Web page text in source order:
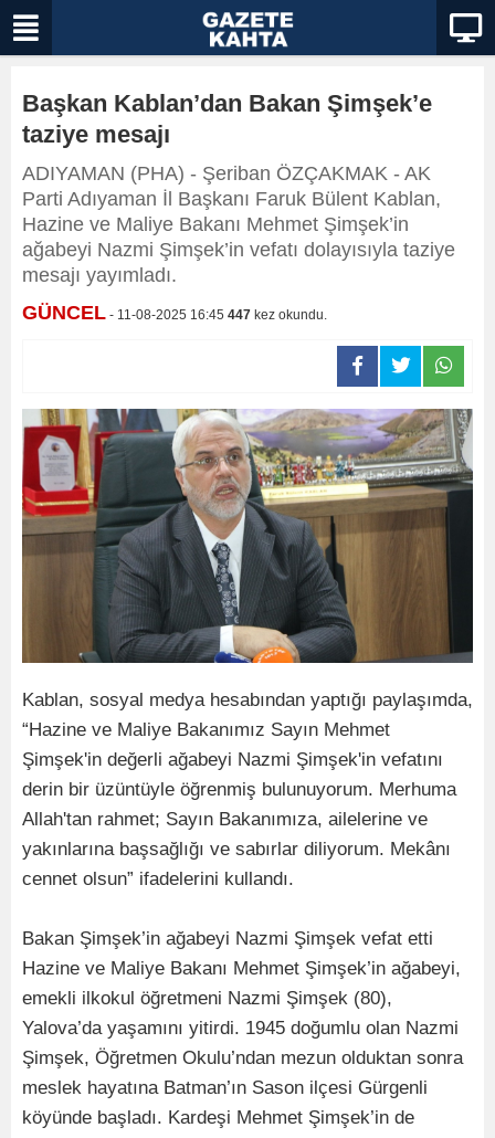
Başkan Kablan’dan Bakan Şimşek’e
taziye mesajı
ADIYAMAN (PHA) - Şeriban ÖZÇAKMAK - AK
Parti Adıyaman İl Başkanı Faruk Bülent Kablan,
Hazine ve Maliye Bakanı Mehmet Şimşek’in
ağabeyi Nazmi Şimşek’in vefatı dolayısıyla taziye
mesajı yayımladı.
GÜNCEL - 11-08-2025 16:45 447 kez okundu.
Kablan, sosyal medya hesabından yaptığı paylaşımda,
“Hazine ve Maliye Bakanımız Sayın Mehmet
Şimşek'in değerli ağabeyi Nazmi Şimşek'in vefatını
derin bir üzüntüyle öğrenmiş bulunuyorum. Merhuma
Allah'tan rahmet; Sayın Bakanımıza, ailelerine ve
yakınlarına başsağlığı ve sabırlar diliyorum. Mekânı
cennet olsun” ifadelerini kullandı.
Bakan Şimşek’in ağabeyi Nazmi Şimşek vefat etti
Hazine ve Maliye Bakanı Mehmet Şimşek’in ağabeyi,
emekli ilkokul öğretmeni Nazmi Şimşek (80),
Yalova’da yaşamını yitirdi. 1945 doğumlu olan Nazmi
Şimşek, Öğretmen Okulu’ndan mezun olduktan sonra
meslek hayatına Batman’ın Sason ilçesi Gürgenli
köyünde başladı. Kardeşi Mehmet Şimşek’in de